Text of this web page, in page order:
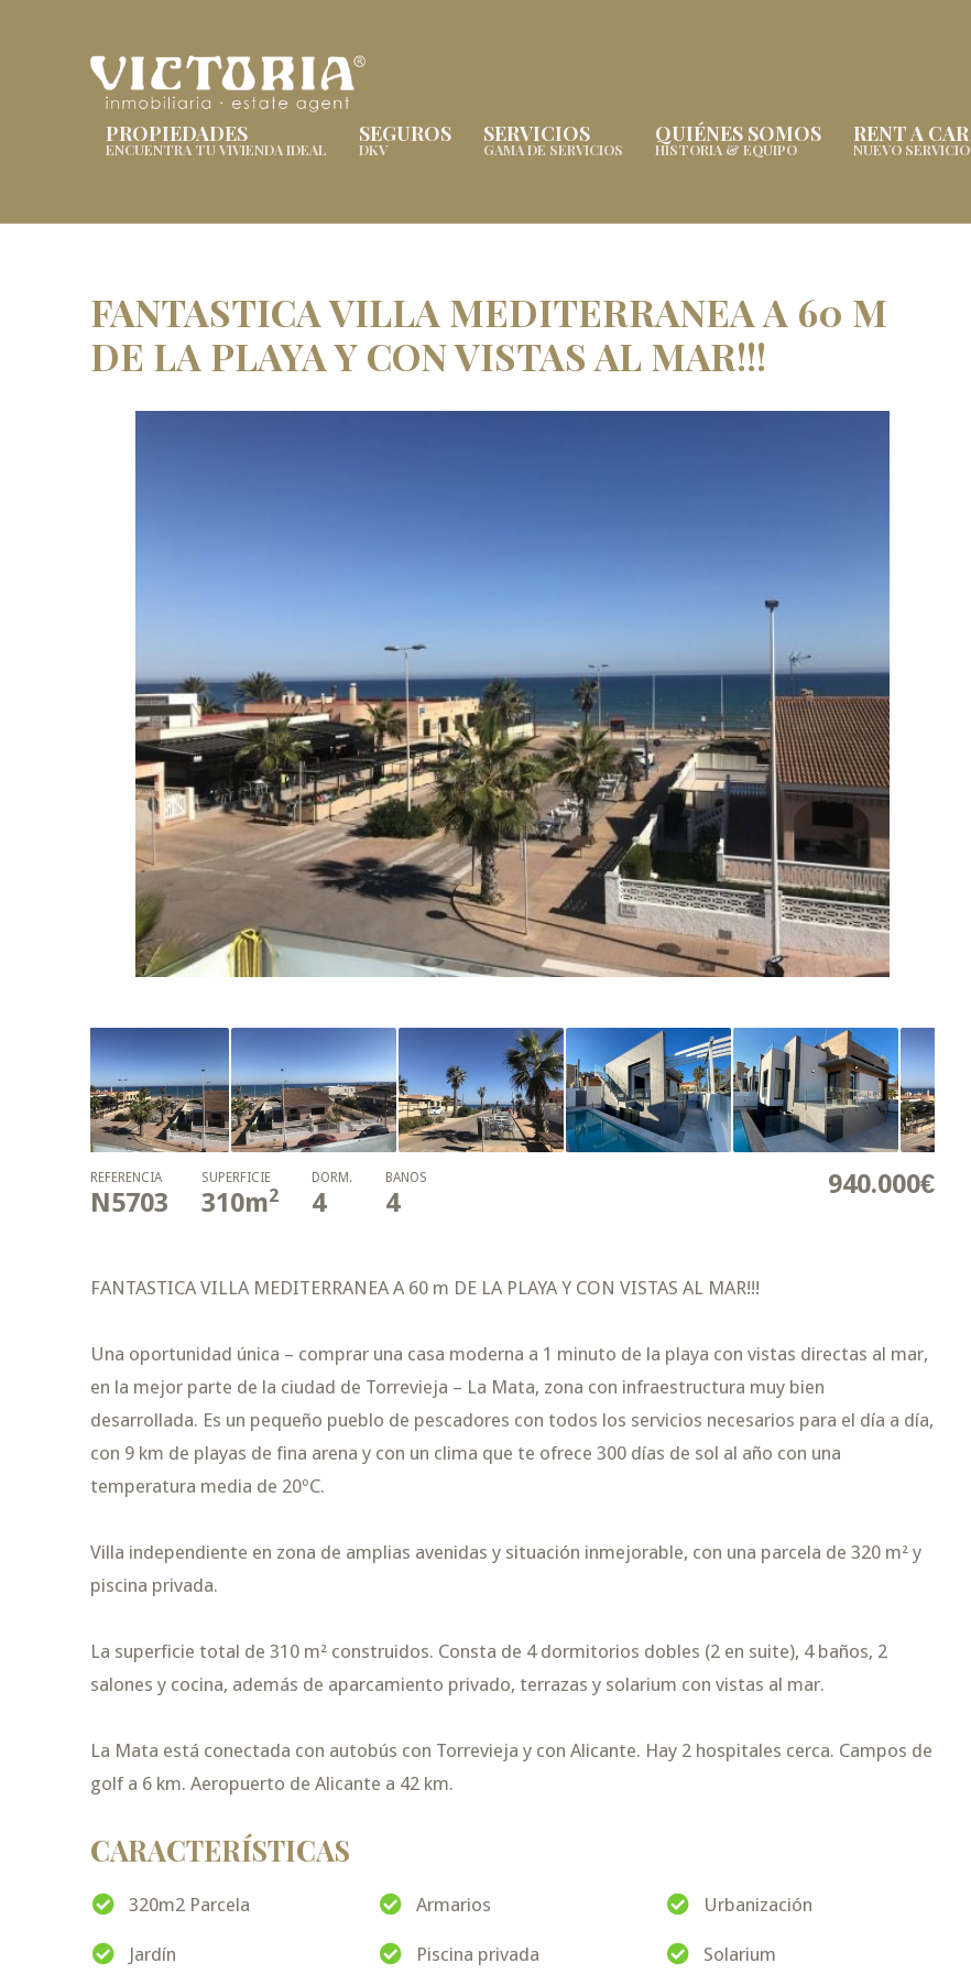
PROPIEDADES
ENCUENTRA TU VIVIENDA IDEAL
SEGUROS
DKV
SERVICIOS
GAMA DE SERVICIOS
QUIÉNES SOMOS
HISTORIA & EQUIPO
RENT A CAR
NUEVO SERVICIO
FANTASTICA VILLA MEDITERRANEA A 60 M
DE LA PLAYA Y CON VISTAS AL MAR!!!
940.000€
REFERENCIA
N5703
SUPERFICIE
310m2
DORM.
4
BAÑOS
4
FANTASTICA VILLA MEDITERRANEA A 60 m DE LA PLAYA Y CON VISTAS AL MAR!!!
Una oportunidad única – comprar una casa moderna a 1 minuto de la playa con vistas directas al mar,
en la mejor parte de la ciudad de Torrevieja – La Mata, zona con infraestructura muy bien
desarrollada. Es un pequeño pueblo de pescadores con todos los servicios necesarios para el día a día,
con 9 km de playas de fina arena y con un clima que te ofrece 300 días de sol al año con una
temperatura media de 20ºC.
Villa independiente en zona de amplias avenidas y situación inmejorable, con una parcela de 320 m² y
piscina privada.
La superficie total de 310 m² construidos. Consta de 4 dormitorios dobles (2 en suite), 4 baños, 2
salones y cocina, además de aparcamiento privado, terrazas y solarium con vistas al mar.
La Mata está conectada con autobús con Torrevieja y con Alicante. Hay 2 hospitales cerca. Campos de
golf a 6 km. Aeropuerto de Alicante a 42 km.
CARACTERÍSTICAS
320m2 Parcela Armarios Urbanización
Jardín Piscina privada Solarium